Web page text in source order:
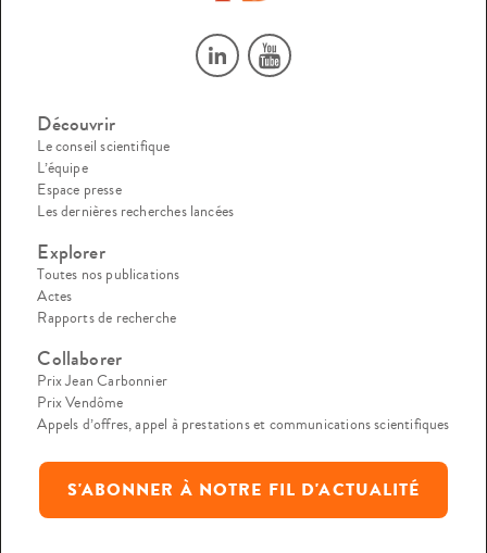
Découvrir
Le conseil scientifique
L’équipe
Espace presse
Les dernières recherches lancées
Explorer
Toutes nos publications
Actes
Rapports de recherche
Collaborer
Prix Jean Carbonnier
Prix Vendôme
Appels d’offres, appel à prestations et communications scientifiques
S'ABONNER À NOTRE FIL D'ACTUALITÉ